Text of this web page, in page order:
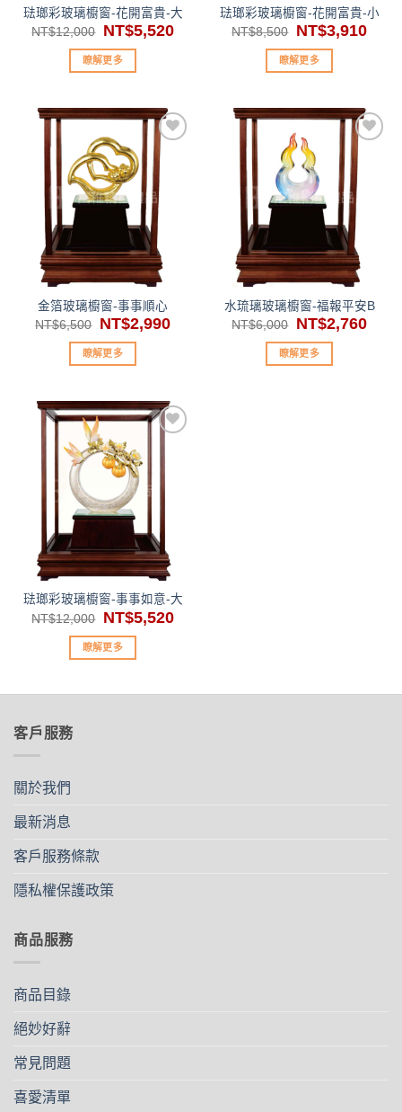
琺瑯彩玻璃櫥窗-花開富貴-大
NT$12,000
原
始
價
格：
NT$12,000。
NT$5,520目
瞭解更多
琺瑯彩玻璃櫥窗-花開富貴-小
NT$8,500
原
始
價
格：
NT$8,500。
NT$3,910目
瞭解更多
加入
金箔玻璃櫥窗-事事順心
NT$6,500
原
始
價
格：
NT$6,500。
NT$2,990目
瞭解更多
加入
「願
單」
水琉璃玻璃櫥窗-福報平安B
NT$6,000
原
始
價
格：
NT$6,000。
NT$2,760目
瞭解更多
琺瑯彩玻璃櫥窗-事事如意-大
NT$12,000
原
始
價
格：
NT$12,000。
NT$5,520目
瞭解更多
客戶服務
關於我們
最新消息
客戶服務條款
隱私權保護政策
商品服務
商品目錄
絕妙好辭
常見問題
喜愛清單